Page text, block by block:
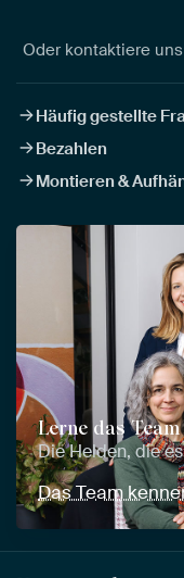
Oder kontaktiere
Häufig gestellte
Bezahlen
Montieren &
Lerne das
Die Helden, die
Das Team